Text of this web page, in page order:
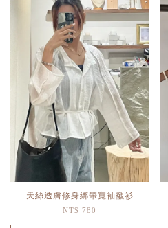
天絲透膚修身綁帶寬袖襯衫
NT$ 780